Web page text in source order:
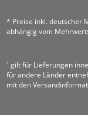
* Preise inkl. deutscher
abhängig vom
¹ gilt für Lieferungen
für andere Länder
mit den